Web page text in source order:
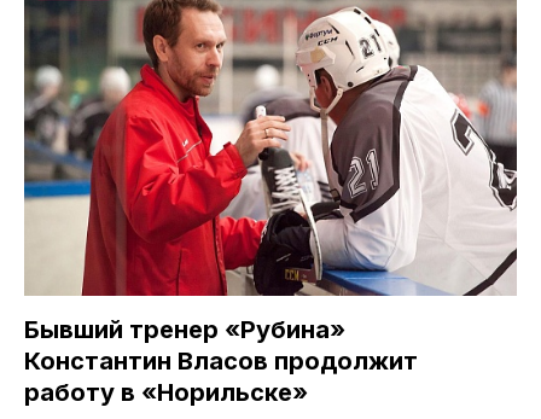
Бывший тренер «Рубина»
Константин Власов продолжит
работу в «Норильске»